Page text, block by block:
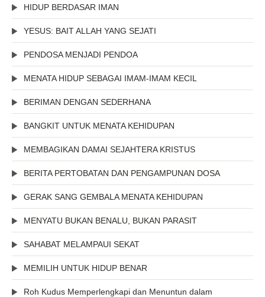
HIDUP BERDASAR IMAN
YESUS: BAIT ALLAH YANG SEJATI
PENDOSA MENJADI PENDOA
MENATA HIDUP SEBAGAI IMAM-IMAM KECIL
BERIMAN DENGAN SEDERHANA
BANGKIT UNTUK MENATA KEHIDUPAN
MEMBAGIKAN DAMAI SEJAHTERA KRISTUS
BERITA PERTOBATAN DAN PENGAMPUNAN DOSA
GERAK SANG GEMBALA MENATA KEHIDUPAN
MENYATU BUKAN BENALU, BUKAN PARASIT
SAHABAT MELAMPAUI SEKAT
MEMILIH UNTUK HIDUP BENAR
Roh Kudus Memperlengkapi dan Menuntun dalam